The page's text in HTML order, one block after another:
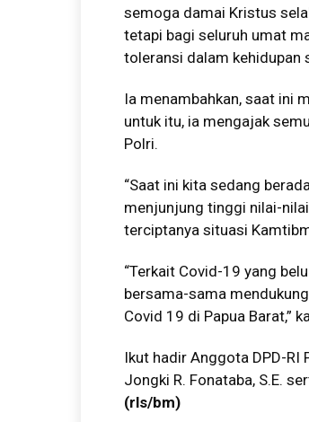
semoga damai Kristus
tetapi bagi seluruh umat
toleransi dalam kehidupan
Ia menambahkan, saat ini
untuk itu, ia mengajak
Polri.
“Saat ini kita sedang
menjunjung tinggi nilai-
terciptanya situasi
“Terkait Covid-19 yang
bersama-sama
Covid 19 di Papua Barat,”
Ikut hadir Anggota DPD-RI
Jongki R. Fonataba, S.E.
(rls/bm)